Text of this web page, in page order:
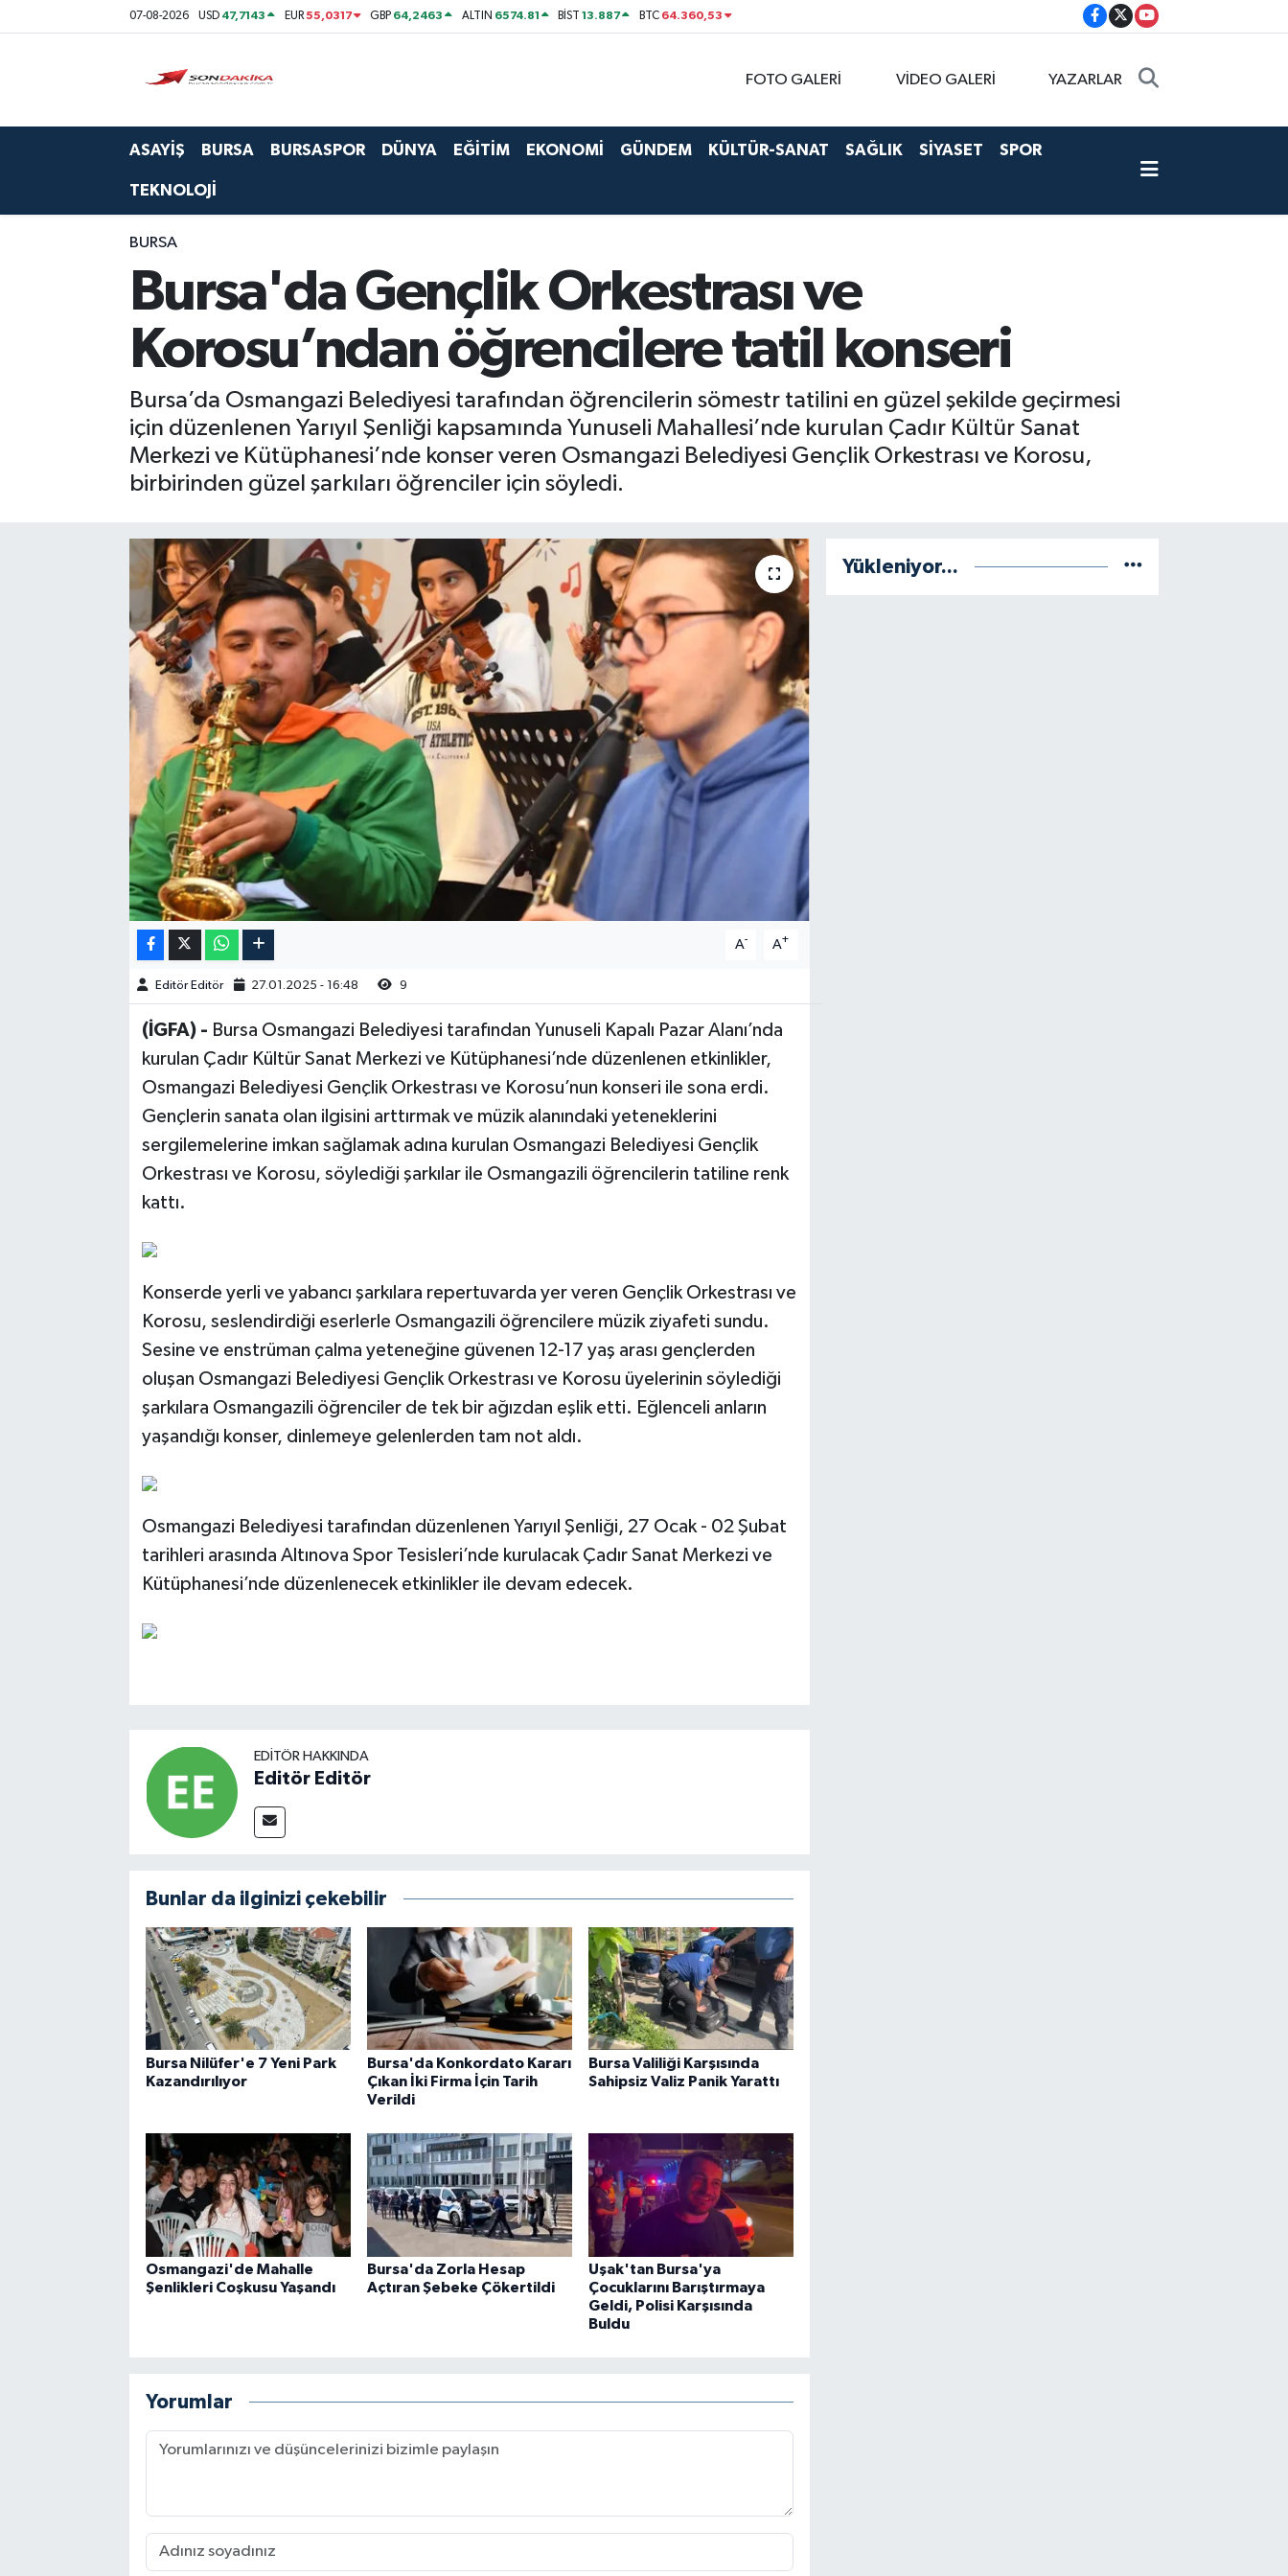
07-08-2026 USD 47,7143 EUR55,0317 GBP 64,2463 ALTIN 6574.81 BİST13.887 BTC 64.360,53
FOTO GALERİ VİDEO GALERİ YAZARLAR
ASAYİŞ BURSA BURSASPOR DÜNYA EĞİTİM EKONOMİ GÜNDEM KÜLTÜR-SANAT SAĞLIK SİYASET SPOR
TEKNOLOJİ
BURSA
Bursa'da Gençlik Orkestrası ve
Korosu’ndan öğrencilere tatil konseri
Bursa’da Osmangazi Belediyesi tarafından öğrencilerin sömestr tatilini en güzel şekilde geçirmesi
için düzenlenen Yarıyıl Şenliği kapsamında Yunuseli Mahallesi’nde kurulan Çadır Kültür Sanat
Merkezi ve Kütüphanesi’nde konser veren Osmangazi Belediyesi Gençlik Orkestrası ve Korosu,
birbirinden güzel şarkıları öğrenciler için söyledi.
A- A+
Editör Editör 27.01.2025 - 16:48 9
(İGFA) - Bursa Osmangazi Belediyesi tarafından Yunuseli Kapalı Pazar Alanı’nda
kurulan Çadır Kültür Sanat Merkezi ve Kütüphanesi’nde düzenlenen etkinlikler,
Osmangazi Belediyesi Gençlik Orkestrası ve Korosu’nun konseri ile sona erdi.
Gençlerin sanata olan ilgisini arttırmak ve müzik alanındaki yeteneklerini
sergilemelerine imkan sağlamak adına kurulan Osmangazi Belediyesi Gençlik
Orkestrası ve Korosu, söylediği şarkılar ile Osmangazili öğrencilerin tatiline renk
kattı.
Konserde yerli ve yabancı şarkılara repertuvarda yer veren Gençlik Orkestrası ve
Korosu, seslendirdiği eserlerle Osmangazili öğrencilere müzik ziyafeti sundu.
Sesine ve enstrüman çalma yeteneğine güvenen 12-17 yaş arası gençlerden
oluşan Osmangazi Belediyesi Gençlik Orkestrası ve Korosu üyelerinin söylediği
şarkılara Osmangazili öğrenciler de tek bir ağızdan eşlik etti. Eğlenceli anların
yaşandığı konser, dinlemeye gelenlerden tam not aldı.
Osmangazi Belediyesi tarafından düzenlenen Yarıyıl Şenliği, 27 Ocak - 02 Şubat
tarihleri arasında Altınova Spor Tesisleri’nde kurulacak Çadır Sanat Merkezi ve
Kütüphanesi’nde düzenlenecek etkinlikler ile devam edecek.
EDITÖR HAKKINDA
Editör Editör
Bunlar da ilginizi çekebilir
Bursa Nilüfer'e 7 Yeni Park
Kazandırılıyor
Bursa'da Konkordato Kararı
Çıkan İki Firma İçin Tarih
Verildi
Bursa Valiliği Karşısında
Sahipsiz Valiz Panik Yarattı
Osmangazi'de Mahalle
Şenlikleri Coşkusu Yaşandı
Bursa'da Zorla Hesap
Açtıran Şebeke Çökertildi
Uşak'tan Bursa'ya
Çocuklarını Barıştırmaya
Geldi, Polisi Karşısında
Buldu
Yorumlar
Yükleniyor...
Ekonomi
Foto Galeri
Video Galeri